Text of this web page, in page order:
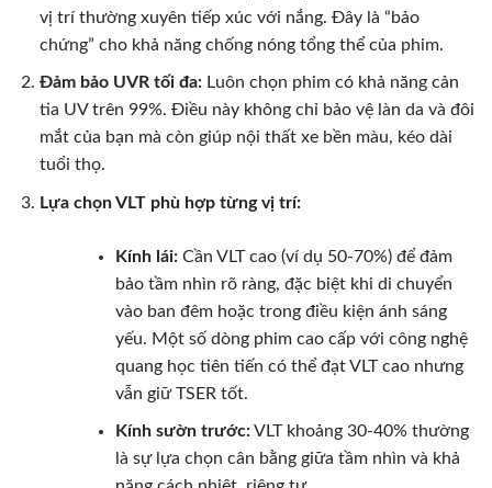
vị trí thường xuyên tiếp xúc với nắng. Đây là “bảo
chứng” cho khả năng chống nóng tổng thể của phim.
Đảm bảo UVR tối đa:Luôn chọn phim có khả năng cản
tia UV trên 99%. Điều này không chỉ bảo vệ làn da và đôi
mắt của bạn mà còn giúp nội thất xe bền màu, kéo dài
tuổi thọ.
Lựa chọn VLT phù hợp từng vị trí:
Kính lái:Cần VLT cao (ví dụ 50-70%) để đảm
bảo tầm nhìn rõ ràng, đặc biệt khi di chuyển
vào ban đêm hoặc trong điều kiện ánh sáng
yếu. Một số dòng phim cao cấp với công nghệ
quang học tiên tiến có thể đạt VLT cao nhưng
vẫn giữ TSER tốt.
Kính sườn trước:VLT khoảng 30-40% thường
là sự lựa chọn cân bằng giữa tầm nhìn và khả